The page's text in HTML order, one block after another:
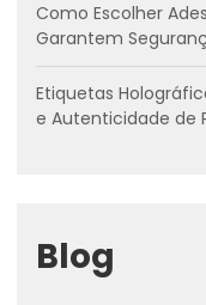
Como Escolher
Garantem
Etiquetas
e Autenticidade de
Blog